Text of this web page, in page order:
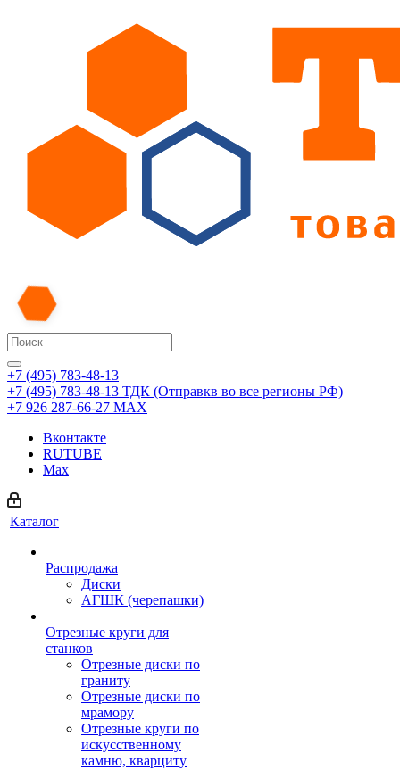
+7 (495) 783-48-13
+7 (495) 783-48-13 ТДК (Отправкв во все регионы РФ)
+7 926 287-66-27 МАХ
Вконтакте
RUTUBE
Max
Каталог
Распродажа
Диски
АГШК (черепашки)
Отрезные круги для
станков
Отрезные диски по
граниту
Отрезные диски по
мрамору
Отрезные круги по
искусственному
камню, кварциту